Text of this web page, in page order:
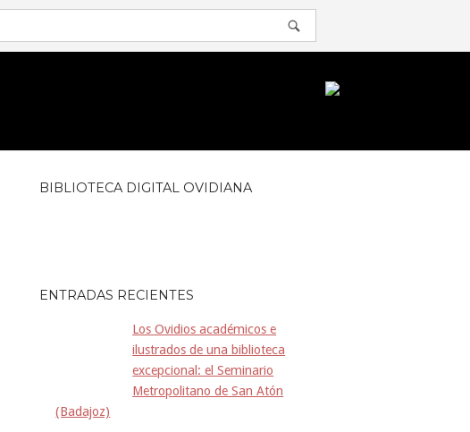
DE
BIBLIOTECA DIGITAL OVIDIANA
ENTRADAS RECIENTES
Los Ovidios académicos e
ilustrados de una biblioteca
excepcional: el Seminario
Metropolitano de San Atón
(Badajoz)